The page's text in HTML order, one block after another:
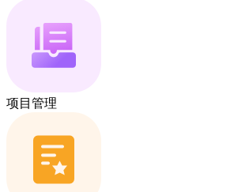
项目管理